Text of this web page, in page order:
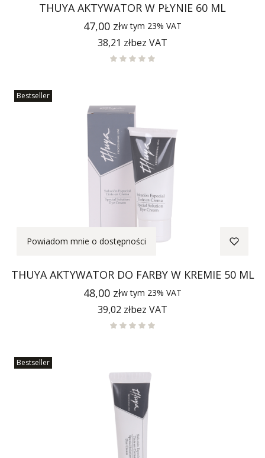
THUYA AKTYWATOR W PŁYNIE 60 ML
Cena
47,00 złw tym 23% VAT
Cena
38,21 złbez VAT
Bestseller
Powiadom mnie o dostępności
THUYA AKTYWATOR DO FARBY W KREMIE 50 ML
Cena
48,00 złw tym 23% VAT
Cena
39,02 złbez VAT
Bestseller